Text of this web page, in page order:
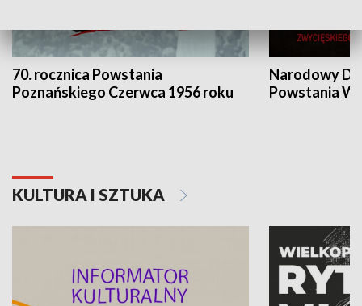
70. rocznica Powstania
Poznańskiego Czerwca 1956 roku
Narodowy
Powstania
KULTURA I SZTUKA